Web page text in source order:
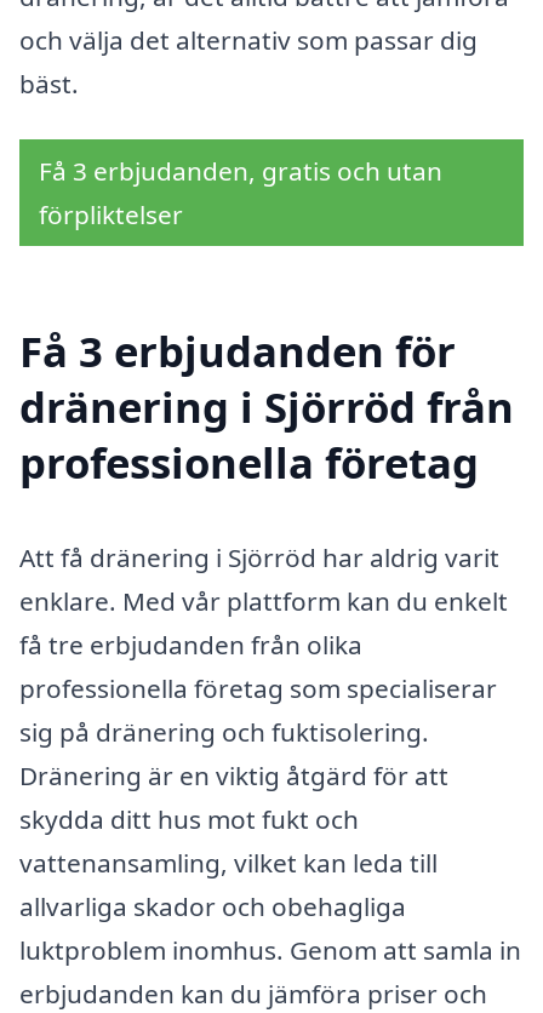
och välja det alternativ som passar dig
bäst.
Få 3 erbjudanden, gratis och utan
förpliktelser
Få 3 erbjudanden för
dränering i Sjörröd från
professionella företag
Att få dränering i Sjörröd har aldrig varit
enklare. Med vår plattform kan du enkelt
få tre erbjudanden från olika
professionella företag som specialiserar
sig på dränering och fuktisolering.
Dränering är en viktig åtgärd för att
skydda ditt hus mot fukt och
vattenansamling, vilket kan leda till
allvarliga skador och obehagliga
luktproblem inomhus. Genom att samla in
erbjudanden kan du jämföra priser och